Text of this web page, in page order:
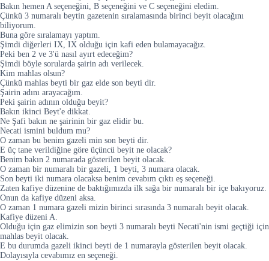
Bakın hemen A seçeneğini, B seçeneğini ve C seçeneğini eledim.
Çünkü 3 numaralı beytin gazetenin sıralamasında birinci beyit olacağını
biliyorum.
Buna göre sıralamayı yaptım.
Şimdi diğerleri IX, IX olduğu için kafi eden bulamayacağız.
Peki ben 2 ve 3'ü nasıl ayırt edeceğim?
Şimdi böyle sorularda şairin adı verilecek.
Kim mahlas olsun?
Çünkü mahlas beyti bir gaz elde son beyti dir.
Şairin adını arayacağım.
Peki şairin adının olduğu beyit?
Bakın ikinci Beyt'e dikkat.
Ne Şafi bakın ne şairinin bir gaz elidir bu.
Necati ismini buldum mu?
O zaman bu benim gazeli min son beyti dir.
E üç tane verildiğine göre üçüncü beyit ne olacak?
Benim bakın 2 numarada gösterilen beyit olacak.
O zaman bir numaralı bir gazeli, 1 beyti, 3 numara olacak.
Son beyti iki numara olacaksa benim cevabım çıktı eş seçeneği.
Zaten kafiye düzenine de baktığımızda ilk sağa bir numaralı bir içe bakıyoruz.
Onun da kafiye düzeni aksa.
O zaman 1 numara gazeli mizin birinci sırasında 3 numaralı beyit olacak.
Kafiye düzeni A.
Olduğu için gaz elimizin son beyti 3 numaralı beyti Necati'nin ismi geçtiği için
mahlas beyit olacak.
E bu durumda gazeli ikinci beyti de 1 numarayla gösterilen beyit olacak.
Dolayısıyla cevabımız en seçeneği.